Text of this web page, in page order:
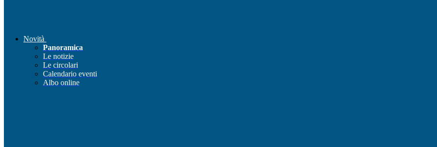
Novità
Panoramica
Le notizie
Le circolari
Calendario eventi
Albo online